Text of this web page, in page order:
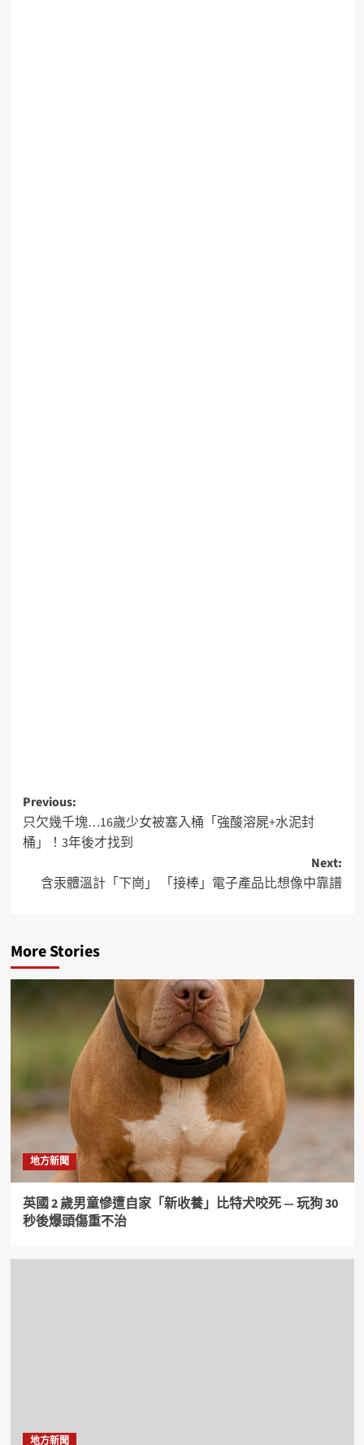
Previous:
只欠幾千塊…16歲少女被塞入桶「強酸溶屍+水泥封
桶」！3年後才找到
Next:
含汞體溫計「下崗」 「接棒」電子產品比想像中靠譜
More Stories
地方新聞
英國 2 歲男童慘遭自家「新收養」比特犬咬死 — 玩狗 30
秒後爆頭傷重不治
地方新聞